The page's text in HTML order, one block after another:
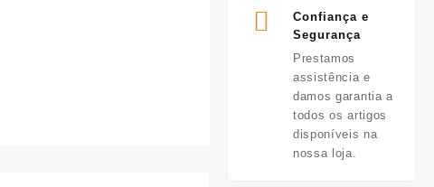
Confiança e
Segurança
Prestamos
assistência e
damos garantia a
todos os artigos
disponíveis na
nossa loja.